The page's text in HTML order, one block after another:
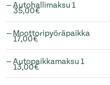
— Autohallimaksu 1
35,00€
— Moottoripyöräpaikka
17,00€
— Autopaikkamaksu 1
13,00€